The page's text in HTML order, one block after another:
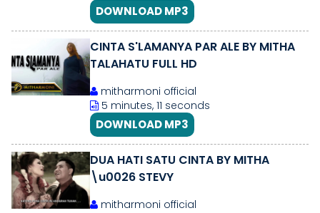
DOWNLOAD MP3
CINTA S'LAMANYA PAR ALE BY MITHA
TALAHATU FULL HD
mitharmoni official
5 minutes, 11 seconds
DOWNLOAD MP3
DUA HATI SATU CINTA BY MITHA
\u0026 STEVY
mitharmoni official